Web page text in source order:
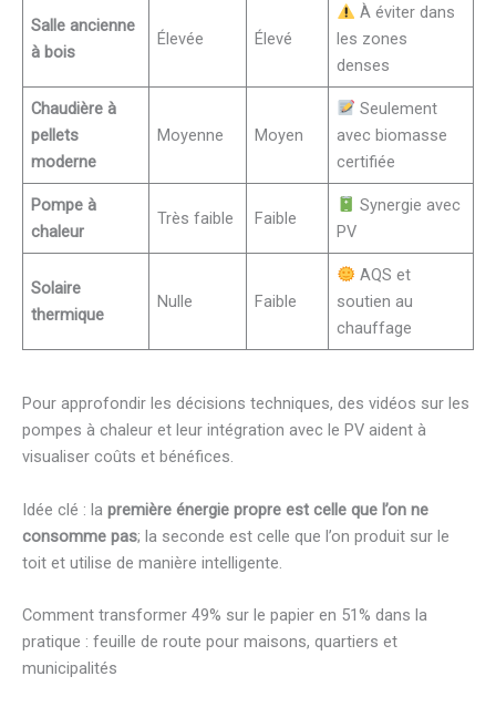
Salle ancienne
à bois
Élevée Élevé
À éviter dans
les zones
denses
Chaudière à
pellets
moderne
Moyenne Moyen
Seulement
avec biomasse
certifiée
Pompe à
chaleur
Très faible Faible
Synergie avec
PV
Solaire
thermique
Nulle Faible
AQS et
soutien au
chauffage
Pour approfondir les décisions techniques, des vidéos sur les
pompes à chaleur et leur intégration avec le PV aident à
visualiser coûts et bénéfices.
Idée clé : la première énergie propre est celle que l’on ne
consomme pas; la seconde est celle que l’on produit sur le
toit et utilise de manière intelligente.
Comment transformer 49% sur le papier en 51% dans la
pratique : feuille de route pour maisons, quartiers et
municipalités